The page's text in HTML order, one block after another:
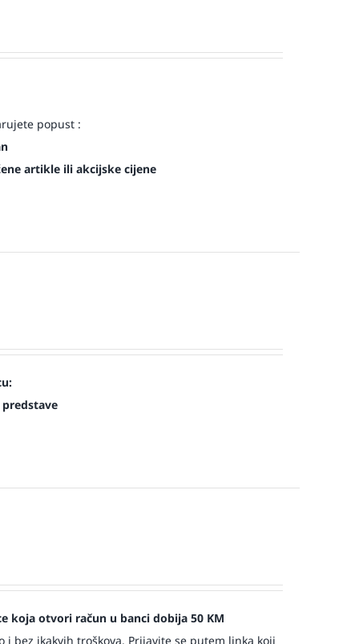
popust :
artikle ili akcijske cijene
predstave
koja otvori račun u banci dobija 50 KM
bez ikakvih troškova. Prijavite se putem linka koji